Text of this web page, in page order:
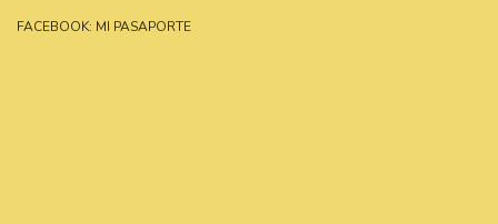
FACEBOOK: MI PASAPORTE